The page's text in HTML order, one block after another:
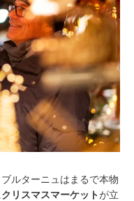
ルターニュはまるで本物
クリスマスマーケットが立